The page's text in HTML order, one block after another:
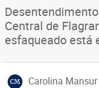
Central de
esfaqueado está
CM Carolina Mansur